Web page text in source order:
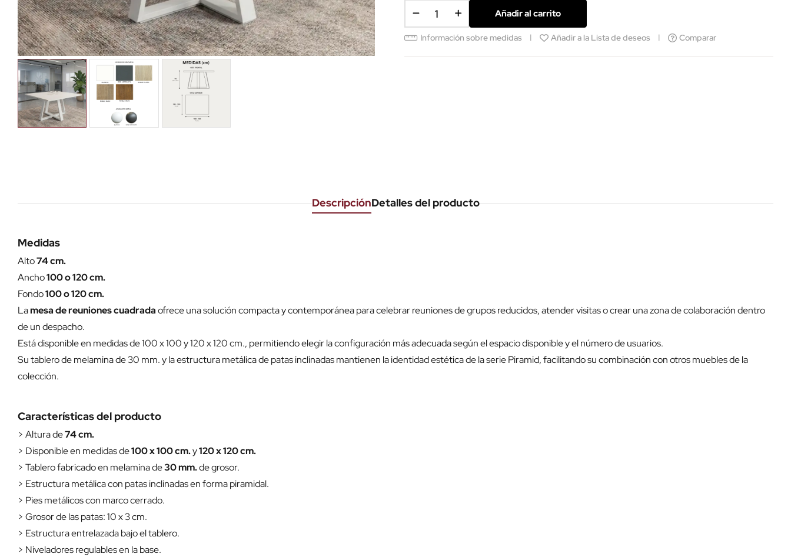
Añadir al carrito
Información sobre medidas Añadir a la Lista de deseos Comparar
DescripciónDetalles del producto
Medidas
Alto74 cm.
Ancho100 o 120 cm.
Fondo100 o 120 cm.
Lamesa de reuniones cuadradaofrece una solución compacta y contemporánea para celebrar reuniones de grupos reducidos, atender visitas o crear una zona de colaboración dentro
de un despacho.
Está disponible en medidas de 100 x 100 y 120 x 120 cm., permitiendo elegir la configuración más adecuada según el espacio disponible y el número de usuarios.
Su tablero de melamina de 30 mm. y la estructura metálica de patas inclinadas mantienen la identidad estética de la serie Piramid, facilitando su combinación con otros muebles de la
colección.
Características del producto
> Altura de74 cm.
> Disponible en medidas de100 x 100 cm.y120 x 120 cm.
> Tablero fabricado en melamina de30 mm.de grosor.
> Estructura metálica con patas inclinadas en forma piramidal.
> Pies metálicos con marco cerrado.
> Grosor de las patas: 10 x 3 cm.
> Estructura entrelazada bajo el tablero.
> Niveladores regulables en la base.